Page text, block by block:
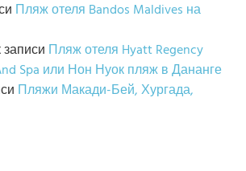
Пляж отеля Bandos Maldives на
Пляж отеля Hyatt Regency
Spa или Нон Нуок пляж в Дананге
Пляжи Макади-Бей, Хургада,